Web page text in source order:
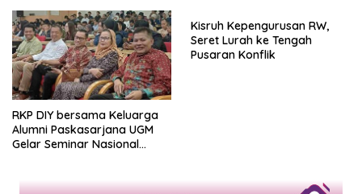
RKP DIY bersama Keluarga
Alumni Paskasarjana UGM
Gelar Seminar Nasional
Kisruh Kepengurusan RW,
Seret Lurah ke Tengah
Pusaran Konflik